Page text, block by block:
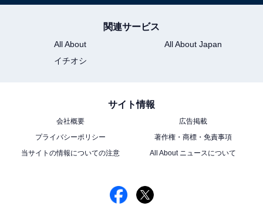
関連サービス
All About
All About Japan
イチオシ
サイト情報
会社概要
広告掲載
プライバシーポリシー
著作権・商標・免責事項
当サイトの情報についての注意
All About ニュースについて